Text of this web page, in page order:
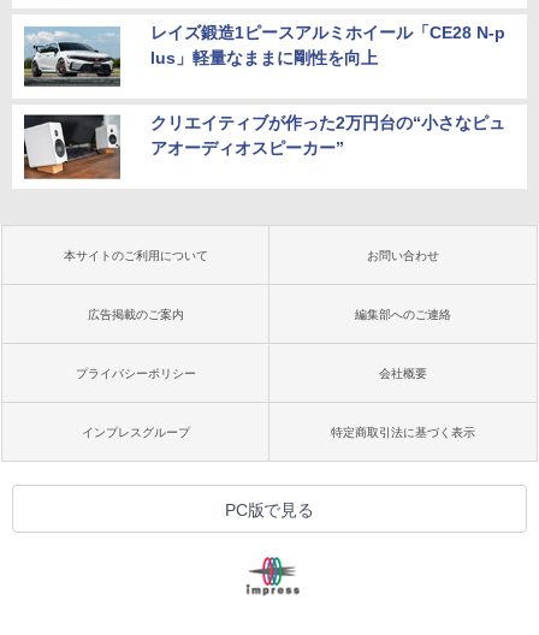
レイズ鍛造1ピースアルミホイール「CE28 N-p
lus」軽量なままに剛性を向上
クリエイティブが作った2万円台の“小さなピュ
アオーディオスピーカー”
本サイトのご利用について お問い合わせ
広告掲載のご案内 編集部へのご連絡
プライバシーポリシー 会社概要
インプレスグループ 特定商取引法に基づく表示
PC版で見る